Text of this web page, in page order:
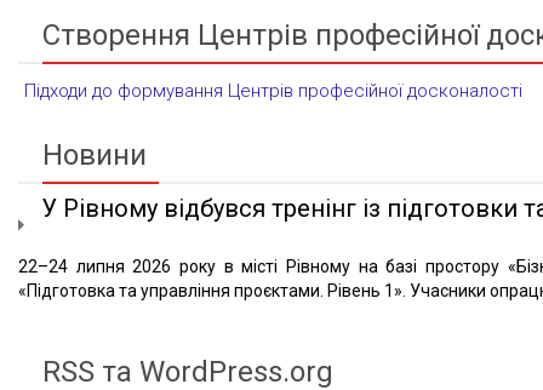
Створення Центрів професійної
Підходи до формування Центрів професійної досконалості
Новини
У Рівному відбувся тренінг із підготовки
22–24 липня 2026 року в місті Рівному на базі простору
«Підготовка та управління проєктами. Рівень 1». Учасники
RSS та WordPress.org